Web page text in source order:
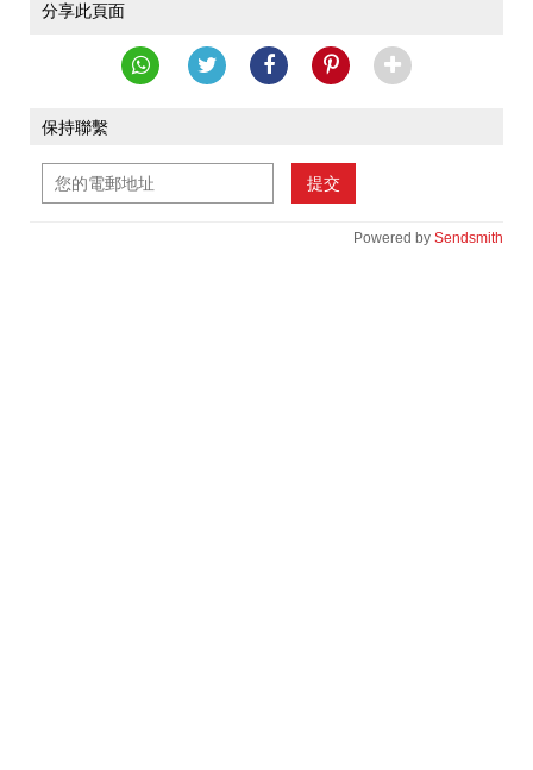
分享此頁面
保持聯繫
提交
Powered by Sendsmith